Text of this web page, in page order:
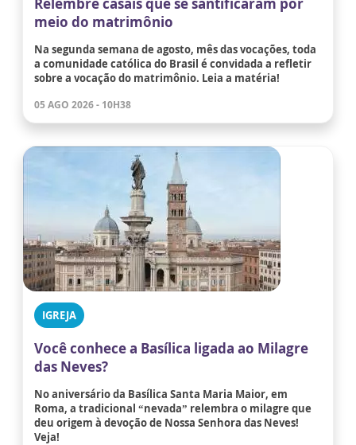
meio do matrimônio
Na segunda semana de agosto, mês das vocações, toda
a comunidade católica do Brasil é convidada a refletir
sobre a vocação do matrimônio. Leia a matéria!
05 AGO 2026 - 10H38
IGREJA
Você conhece a Basílica ligada ao Milagre
das Neves?
No aniversário da Basílica Santa Maria Maior, em
Roma, a tradicional “nevada” relembra o milagre que
deu origem à devoção de Nossa Senhora das Neves!
Veja!